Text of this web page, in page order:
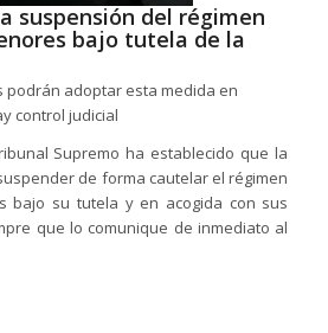
suspensión del régimen
bajo tutela de la
podrán adoptar esta medida en
control judicial
Supremo ha establecido que la
de forma cautelar el régimen
bajo su tutela y en acogida con sus
que lo comunique de inmediato al